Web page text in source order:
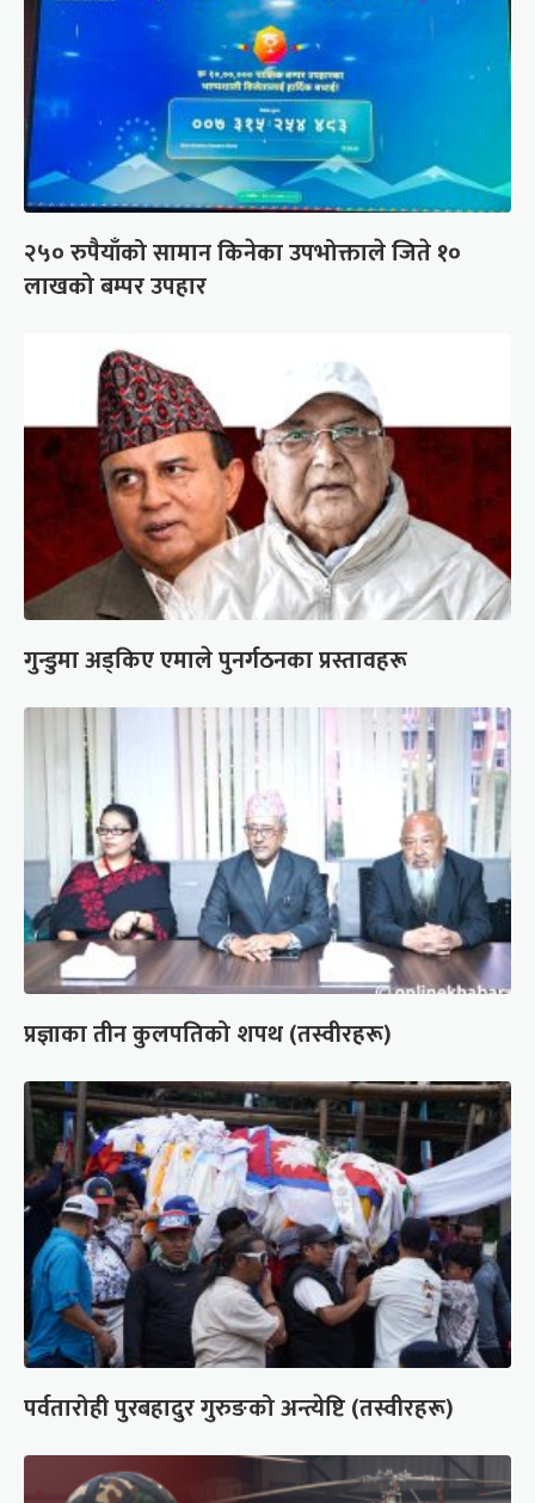
२५० रुपैयाँको सामान किनेका उपभोक्ताले जिते १०
लाखको बम्पर उपहार
गुन्डुमा अड्किए एमाले पुनर्गठनका प्रस्तावहरू
प्रज्ञाका तीन कुलपतिको शपथ (तस्वीरहरू)
पर्वतारोही पुरबहादुर गुरुङको अन्त्येष्टि (तस्वीरहरू)